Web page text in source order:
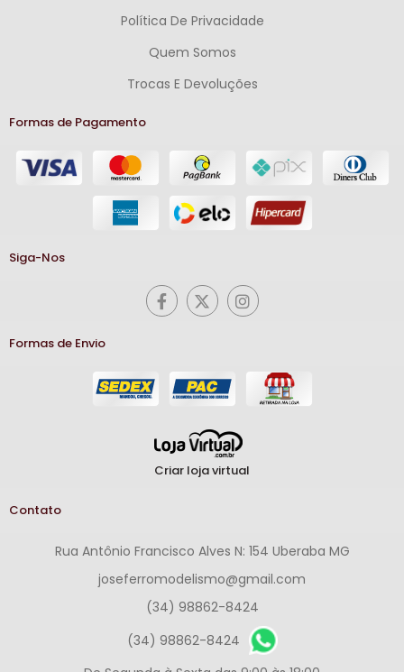
Política De Privacidade
Quem Somos
Trocas E Devoluções
Formas de Pagamento
Siga-Nos
Formas de Envio
Criar loja virtual
Contato
Rua Antônio Francisco Alves N: 154 Uberaba MG
joseferromodelismo@gmail.com
(34) 98862-8424
(34) 98862-8424